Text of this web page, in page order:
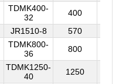
TDMK400-
32
400
JR1510-8 570
TDMK800-
36
800
TDMK1250-
40
1250